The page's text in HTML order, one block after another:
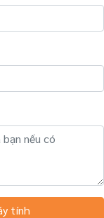
tính